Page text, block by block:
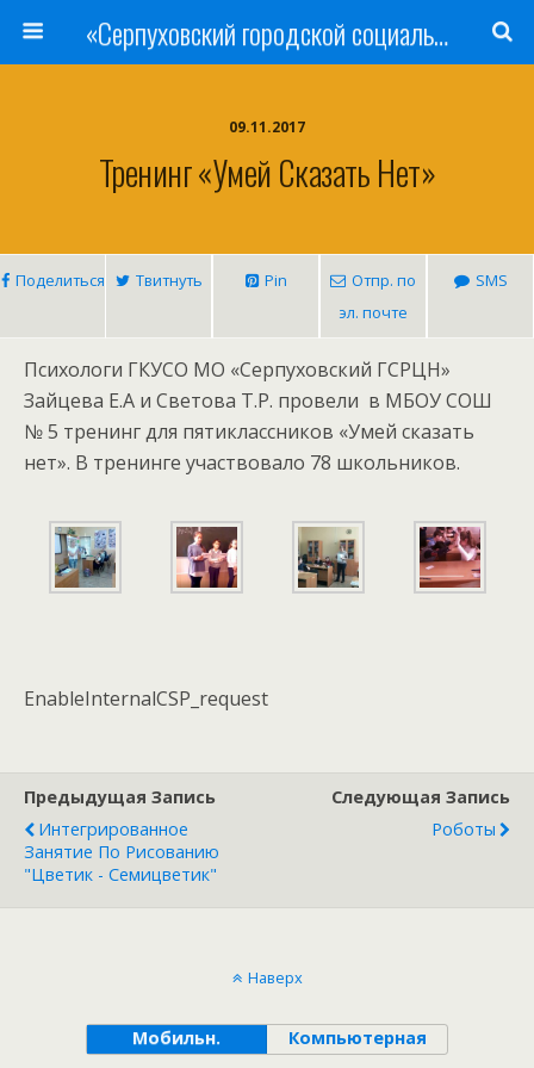
«Серпуховский городской социально-реабилитационный Центр для несовершеннолетних»
09.11.2017
Тренинг «Умей Сказать Нет»
Поделиться Твитнуть Pin
Отпр. по
эл. почте
SMS
Психологи ГКУСО МО «Серпуховский ГСРЦН»
Зайцева Е.А и Светова Т.Р. провели в МБОУ СОШ
№ 5 тренинг для пятиклассников «Умей сказать
нет». В тренинге участвовало 78 школьников.
EnableInternalCSP_request
Предыдущая Запись
Интегрированное
Занятие По Рисованию
"Цветик - Семицветик"
Следующая Запись
Роботы
Наверх
Мобильн. Компьютерная